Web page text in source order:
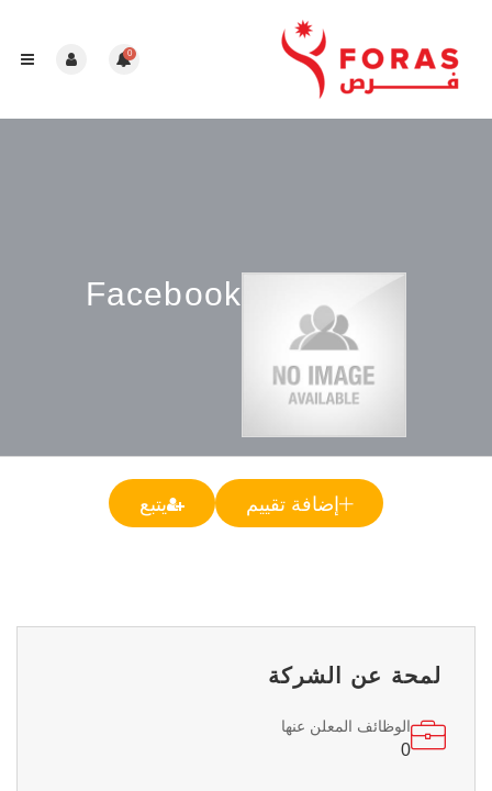
0
Facebook
إضافة تقييم يتبع
لمحة عن الشركة
الوظائف المعلن عنها
0